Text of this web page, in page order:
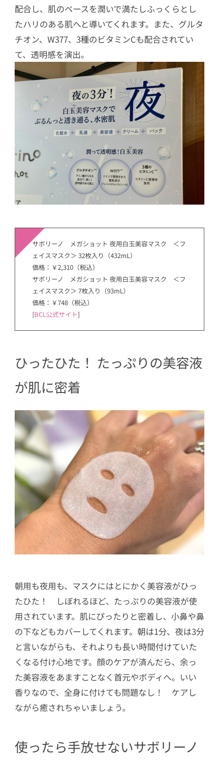
配合し、肌のベースを潤いで満たしふっくらとし
たハリのある肌へと導いてくれます。また、グルタ
チオン、W377、3種のビタミンCも配合されてい
て、透明感を演出。
サボリーノ メガショット 夜用白玉美容マスク ＜フ
ェイスマスク＞ 32枚入り（432mL）
価格：￥2,310（税込）
サボリーノ メガショット 夜用白玉美容マスク ＜フ
ェイスマスク＞ 7枚入り（93mL）
価格：￥748（税込）
[BCL公式サイト]
ひったひた！ たっぷりの美容液
が肌に密着
朝用も夜用も、マスクにはとにかく美容液がひっ
たひた！ しぼれるほど、たっぷりの美容液が使
用されています。肌にぴったりと密着し、小鼻や鼻
の下などもカバーしてくれます。朝は1分、夜は3分
と言いながらも、それよりも長い時間付けていた
くなる付け心地です。顔のケアが済んだら、余っ
た美容液をあますことなく首元やボディへ。いい
香りなので、全身に付けても問題なし！ ケアし
ながら癒されちゃいましょう。
使ったら手放せないサボリーノ